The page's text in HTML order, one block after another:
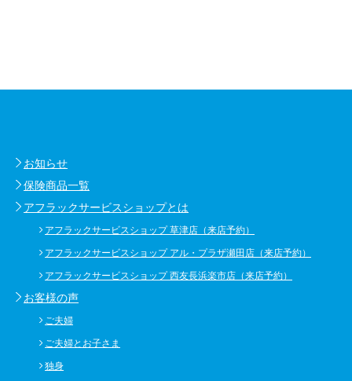
お知らせ
保険商品一覧
アフラックサービスショップとは
アフラックサービスショップ 草津店（来店予約）
アフラックサービスショップ アル・プラザ瀬田店（来店予約）
アフラックサービスショップ 西友長浜楽市店（来店予約）
お客様の声
ご夫婦
ご夫婦とお子さま
独身